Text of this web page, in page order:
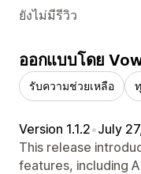
ยังไม่มีรีวิว
ออกแบบโดย
รับความช่วยเหลือ
Version 1.1.2•July
This release
features, including